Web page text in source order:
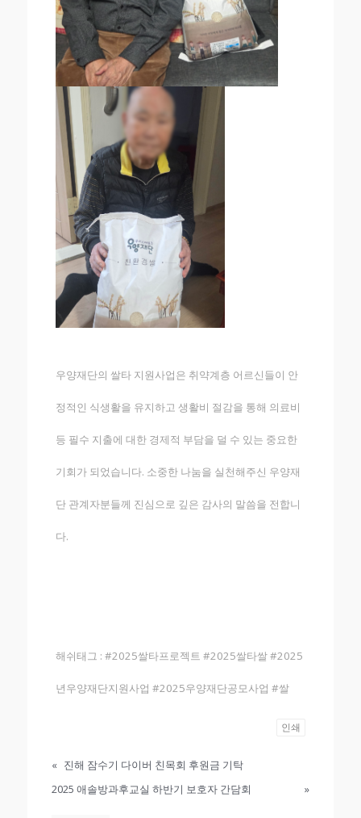
우양재단의 쌀타 지원사업은 취약계층 어르신들이 안
정적인 식생활을 유지하고 생활비 절감을 통해 의료비
등 필수 지출에 대한 경제적 부담을 덜 수 있는 중요한
기회가 되었습니다. 소중한 나눔을 실천해주신 우양재
단 관계자분들께 진심으로 깊은 감사의 말씀을 전합니
다.
해쉬태그 : #2025쌀타프로젝트 #2025쌀타쌀 #2025
년우양재단지원사업 #2025우양재단공모사업 #쌀
인쇄
« 진해 잠수기 다이버 친목회 후원금 기탁
2025 애솔방과후교실 하반기 보호자 간담회
»